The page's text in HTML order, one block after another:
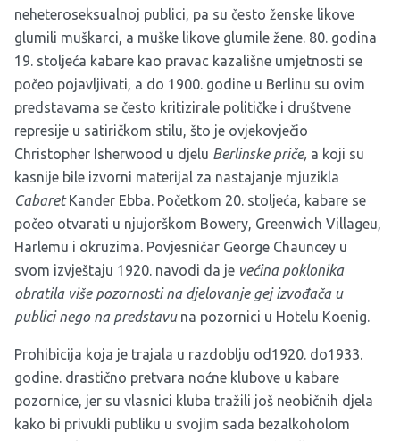
neheteroseksualnoj publici, pa su često ženske likove
glumili muškarci, a muške likove glumile žene. 80. godina
19. stoljeća kabare kao pravac kazališne umjetnosti se
počeo pojavljivati, a do 1900. godine u Berlinu su ovim
predstavama se često kritizirale političke i društvene
represije u satiričkom stilu, što je ovjekovječio
Christopher Isherwood u djelu Berlinske priče, a koji su
kasnije bile izvorni materijal za nastajanje mjuzikla
CabaretKander Ebba. Početkom 20. stoljeća, kabare se
počeo otvarati u njujorškom Bowery, Greenwich Villageu,
Harlemu i okruzima. Povjesničar George Chauncey u
svom izvještaju 1920. navodi da je većina poklonika
obratila više pozornosti na djelovanje gej izvođača u
publici nego na predstavuna pozornici u Hotelu Koenig.
Prohibicija koja je trajala u razdoblju od1920. do1933.
godine. drastično pretvara noćne klubove u kabare
pozornice, jer su vlasnici kluba tražili još neobičnih djela
kako bi privukli publiku u svojim sada bezalkoholom